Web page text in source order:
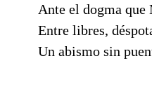
Ante el dogma
Entre libres,
Un abismo sin